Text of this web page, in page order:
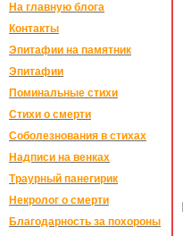
На главную блога
Контакты
Эпитафии на памятник
Эпитафии
Поминальные стихи
Стихи о смерти
Соболезнования в стихах
Надписи на венках
Траурный панегирик
Некролог о смерти
Благодарность за похороны